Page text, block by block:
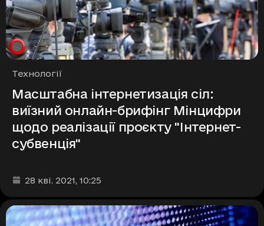
Рубрики
Технології
Масштабна інтернетизація сіл:
виїзний онлайн-брифінг Мінцифри
щодо реалізації проєкту "Інтернет-
субвенція"
Дата та час публікації
28 кві. 2021, 10:25